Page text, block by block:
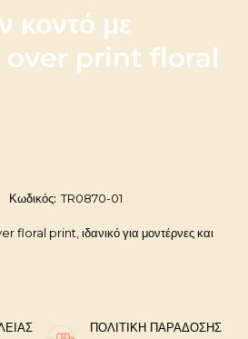
κοντό με
over print floral
Κωδικός: TR0870-01
floral print, ιδανικό για μοντέρνες και
ΠΟΛΙΤΙΚΉ ΠΑΡΆΔΟΣΗΣ